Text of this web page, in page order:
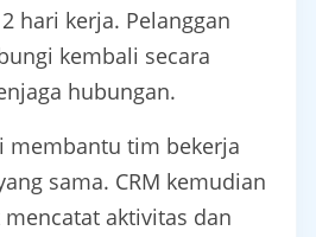
hari kerja. Pelanggan
kembali secara
hubungan.
membantu tim bekerja
sama. CRM kemudian
aktivitas dan